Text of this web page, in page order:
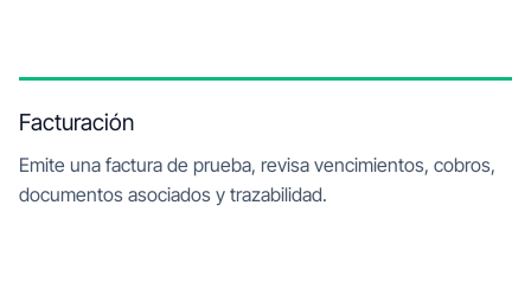
Facturación
Emite una factura de prueba, revisa vencimientos, cobros,
documentos asociados y trazabilidad.